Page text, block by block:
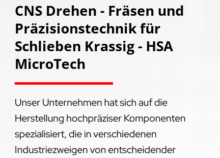
CNS Drehen - Fräsen und
Präzisionstechnik für
Schlieben Krassig - HSA
MicroTech
Unser Unternehmen hat sich auf die
Herstellung hochpräziser Komponenten
spezialisiert, die in verschiedenen
Industriezweigen von entscheidender